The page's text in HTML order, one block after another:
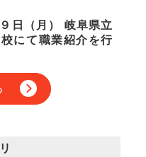
日（月） 岐阜県立
にて職業紹介を行